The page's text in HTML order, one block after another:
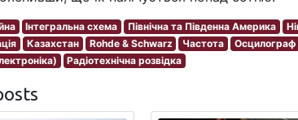
Інтегральна схема Північна та Південна Америка
Казахстан Rohde & Schwarz Частота Осцилограф
Радіотехнічна розвідка